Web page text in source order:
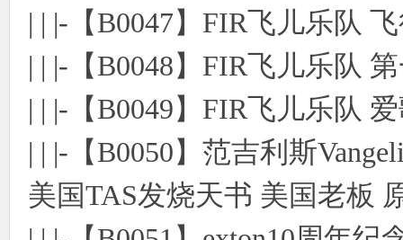
| | |-【B0047】FIR飞儿乐队
| | |-【B0048】FIR飞儿乐队
| | |-【B0049】FIR飞儿乐队
| | |-【B0050】范吉利斯
美国TAS发烧天书 美国老板